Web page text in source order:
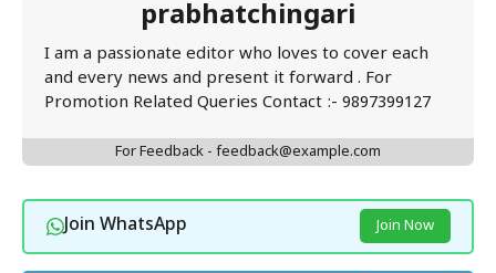
prabhatchingari
I am a passionate editor who loves to cover each
and every news and present it forward . For
Promotion Related Queries Contact :- 9897399127
For Feedback - feedback@example.com
Join WhatsApp Join Now